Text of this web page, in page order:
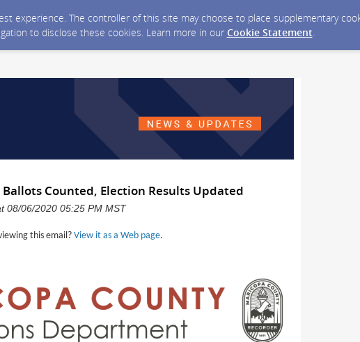
experience. The controller of this site may choose to place supplementary
to disclose these cookies. Learn more in our Cookie Statement.
Counted, Election Results Updated
08/06/2020 05:25 PM MST
this email? View it as a Web page.